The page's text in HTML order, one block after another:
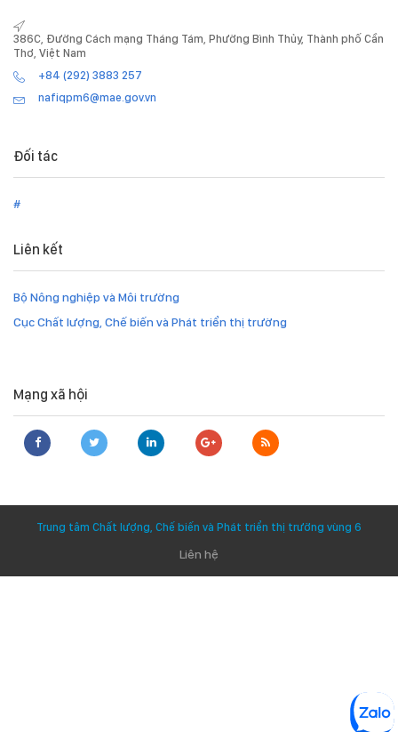
386C, Đường Cách mạng Tháng Tám, Phường Bình Thủy, Thành phố Cần
Thơ, Việt Nam
+84 (292) 3883 257
nafiqpm6@mae.gov.vn
Đối tác
#
Liên kết
Bộ Nông nghiệp và Môi trường
Cục Chất lượng, Chế biến và Phát triển thị trường
Mạng xã hội
Trung tâm Chất lượng, Chế biến và Phát triển thị trường vùng 6
Liên hệ